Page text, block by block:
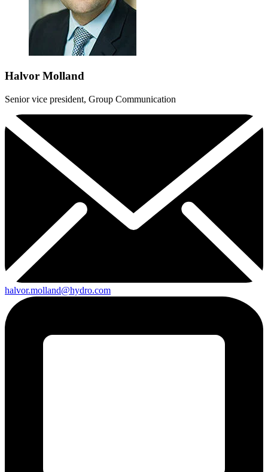
Halvor Molland
Senior vice president, Group Communication
halvor.molland@hydro.com